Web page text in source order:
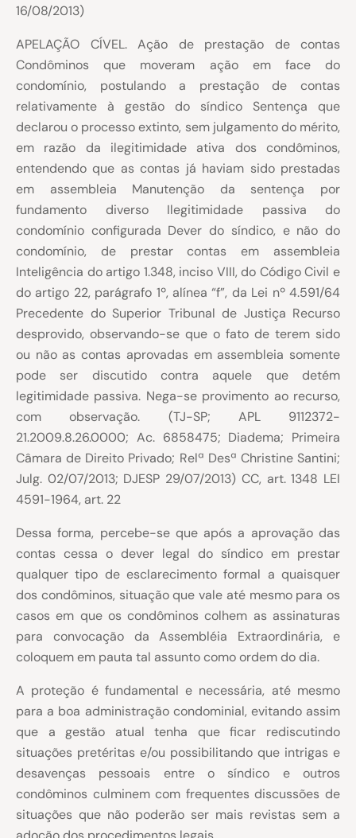
16/08/2013)
APELAÇÃO CÍVEL. Ação de prestação de contas
Condôminos que moveram ação em face do
condomínio, postulando a prestação de contas
relativamente à gestão do síndico Sentença que
declarou o processo extinto, sem julgamento do mérito,
em razão da ilegitimidade ativa dos condôminos,
entendendo que as contas já haviam sido prestadas
em assembleia Manutenção da sentença por
fundamento diverso Ilegitimidade passiva do
condomínio configurada Dever do síndico, e não do
condomínio, de prestar contas em assembleia
Inteligência do artigo 1.348, inciso VIII, do Código Civil e
do artigo 22, parágrafo 1º, alínea “f”, da Lei nº 4.591/64
Precedente do Superior Tribunal de Justiça Recurso
desprovido, observando-se que o fato de terem sido
ou não as contas aprovadas em assembleia somente
pode ser discutido contra aquele que detém
legitimidade passiva. Nega-se provimento ao recurso,
com observação. (TJ-SP; APL 9112372-
21.2009.8.26.0000; Ac. 6858475; Diadema; Primeira
Câmara de Direito Privado; Relª Desª Christine Santini;
Julg. 02/07/2013; DJESP 29/07/2013) CC, art. 1348 LEI
4591-1964, art. 22
Dessa forma, percebe-se que após a aprovação das
contas cessa o dever legal do síndico em prestar
qualquer tipo de esclarecimento formal a quaisquer
dos condôminos, situação que vale até mesmo para os
casos em que os condôminos colhem as assinaturas
para convocação da Assembléia Extraordinária, e
coloquem em pauta tal assunto como ordem do dia.
A proteção é fundamental e necessária, até mesmo
para a boa administração condominial, evitando assim
que a gestão atual tenha que ficar rediscutindo
situações pretéritas e/ou possibilitando que intrigas e
desavenças pessoais entre o síndico e outros
condôminos culminem com frequentes discussões de
situações que não poderão ser mais revistas sem a